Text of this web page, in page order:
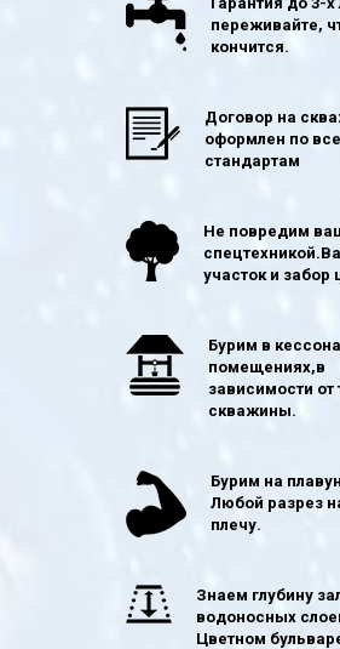
переживайте,
кончится.
Договор на
оформлен по
стандартам
Не повредим
участок и забор
Бурим в
помещениях,в
зависимости от
скважины.
Бурим на
Любой разрез
плечу.
Знаем глубину
водоносных
Цветном